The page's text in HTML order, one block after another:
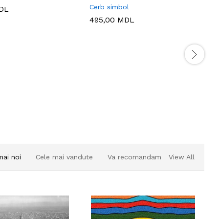
Cerb simbol
495,00 MDL
noi Cele mai vandute Va recomandam View All